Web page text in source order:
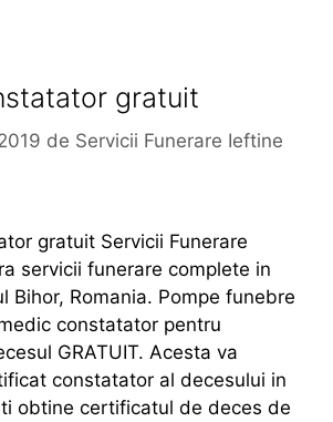
gratuit
de Servicii Funerare Ieftine
gratuit Servicii Funerare
servicii funerare complete in
Bihor, Romania. Pompe funebre
constatator pentru
GRATUIT. Acesta va
constatator al decesului in
obtine certificatul de deces de